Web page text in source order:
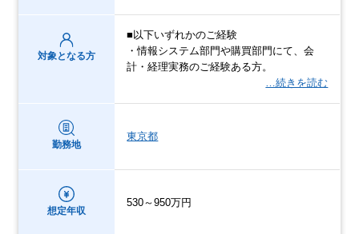
対象となる方
■以下いずれかのご経験
・情報システム部門や購買部門にて、会
計・経理実務のご経験ある方。
…続きを読む
勤務地
東京都
想定年収
530～950万円